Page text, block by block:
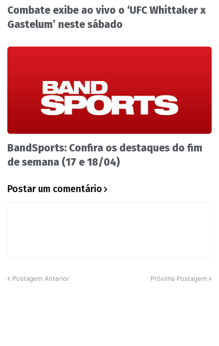
Combate exibe ao vivo o ‘UFC Whittaker x
Gastelum’ neste sábado
BandSports: Confira os destaques do fim
de semana (17 e 18/04)
Postar um comentário
Postagem Anterior Próxima Postagem